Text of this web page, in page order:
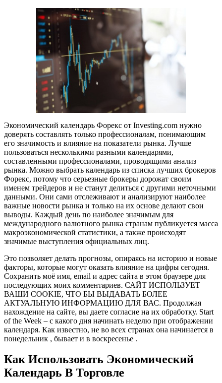
Экономический календарь Форекс от Investing.com нужно
доверять составлять только профессионалам, понимающим
его значимость и влияние на показатели рынка. Лучше
пользоваться несколькими разными календарями,
составленными профессионалами, проводящими анализ
рынка. Можно выбрать календарь из списка лучших брокеров
Форекс, потому что серьезные брокеры дорожат своим
именем трейдеров и не станут делиться с другими неточными
данными. Они сами отслеживают и анализируют наиболее
важные новости рынка и только на их основе делают свои
выводы. Каждый день по наиболее значимым для
международного валютного рынка странам публикуется масса
макроэкономической статистики, а также происходят
значимые выступления официальных лиц.
Это позволяет делать прогнозы, опираясь на историю и новые
факторы, которые могут оказать влияние на цифры сегодня.
Сохранить моё имя, email и адрес сайта в этом браузере для
последующих моих комментариев. САЙТ ИСПОЛЬЗУЕТ
ВАШИ COOKIE, ЧТО БЫ ВЫДАВАТЬ БОЛЕЕ
АКТУАЛЬНУЮ ИНФОРМАЦИЮ ДЛЯ ВАС. Продолжая
нахождение на сайте, вы даете согласие на их обработку. Start
of the Week – с какого дня начинать неделю при отображении
календаря. Как известно, не во всех странах она начинается в
понедельник , бывает и в воскресенье .
Как Использовать Экономический
Календарь В Торговле